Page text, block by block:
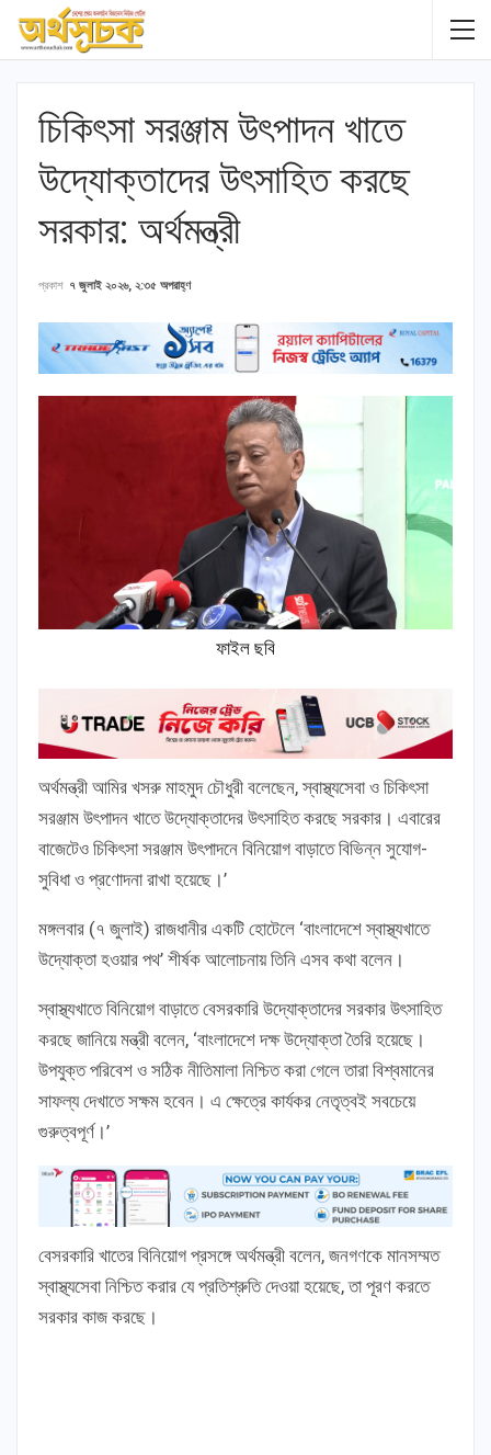
চিকিৎসা সরঞ্জাম উৎপাদন খাতে
উদ্যোক্তাদের উৎসাহিত করছে
সরকার: অর্থমন্ত্রী
প্রকাশ ৭ জুলাই ২০২৬, ২:৩৫ অপরাহ্ণ
ফাইল ছবি
অর্থমন্ত্রী আমির খসরু মাহমুদ চৌধুরী বলেছেন, স্বাস্থ্যসেবা ও চিকিৎসা
সরঞ্জাম উৎপাদন খাতে উদ্যোক্তাদের উৎসাহিত করছে সরকার। এবারের
বাজেটেও চিকিৎসা সরঞ্জাম উৎপাদনে বিনিয়োগ বাড়াতে বিভিন্ন সুযোগ-
সুবিধা ও প্রণোদনা রাখা হয়েছে।’
মঙ্গলবার (৭ জুলাই) রাজধানীর একটি হোটেলে ‘বাংলাদেশে স্বাস্থ্যখাতে
উদ্যোক্তা হওয়ার পথ’ শীর্ষক আলোচনায় তিনি এসব কথা বলেন।
স্বাস্থ্যখাতে বিনিয়োগ বাড়াতে বেসরকারি উদ্যোক্তাদের সরকার উৎসাহিত
করছে জানিয়ে মন্ত্রী বলেন, ‘বাংলাদেশে দক্ষ উদ্যোক্তা তৈরি হয়েছে।
উপযুক্ত পরিবেশ ও সঠিক নীতিমালা নিশ্চিত করা গেলে তারা বিশ্বমানের
সাফল্য দেখাতে সক্ষম হবেন। এ ক্ষেত্রে কার্যকর নেতৃত্বই সবচেয়ে
গুরুত্বপূর্ণ।’
বেসরকারি খাতের বিনিয়োগ প্রসঙ্গে অর্থমন্ত্রী বলেন, জনগণকে মানসম্মত
স্বাস্থ্যসেবা নিশ্চিত করার যে প্রতিশ্রুতি দেওয়া হয়েছে, তা পূরণ করতে
সরকার কাজ করছে।